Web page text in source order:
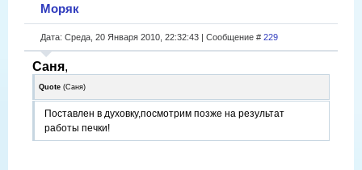
Моряк
Дата: Среда, 20 Января 2010, 22:32:43 | Сообщение # 229
Саня,
Quote (Саня)
Поставлен в духовку,посмотрим позже на результат
работы печки!